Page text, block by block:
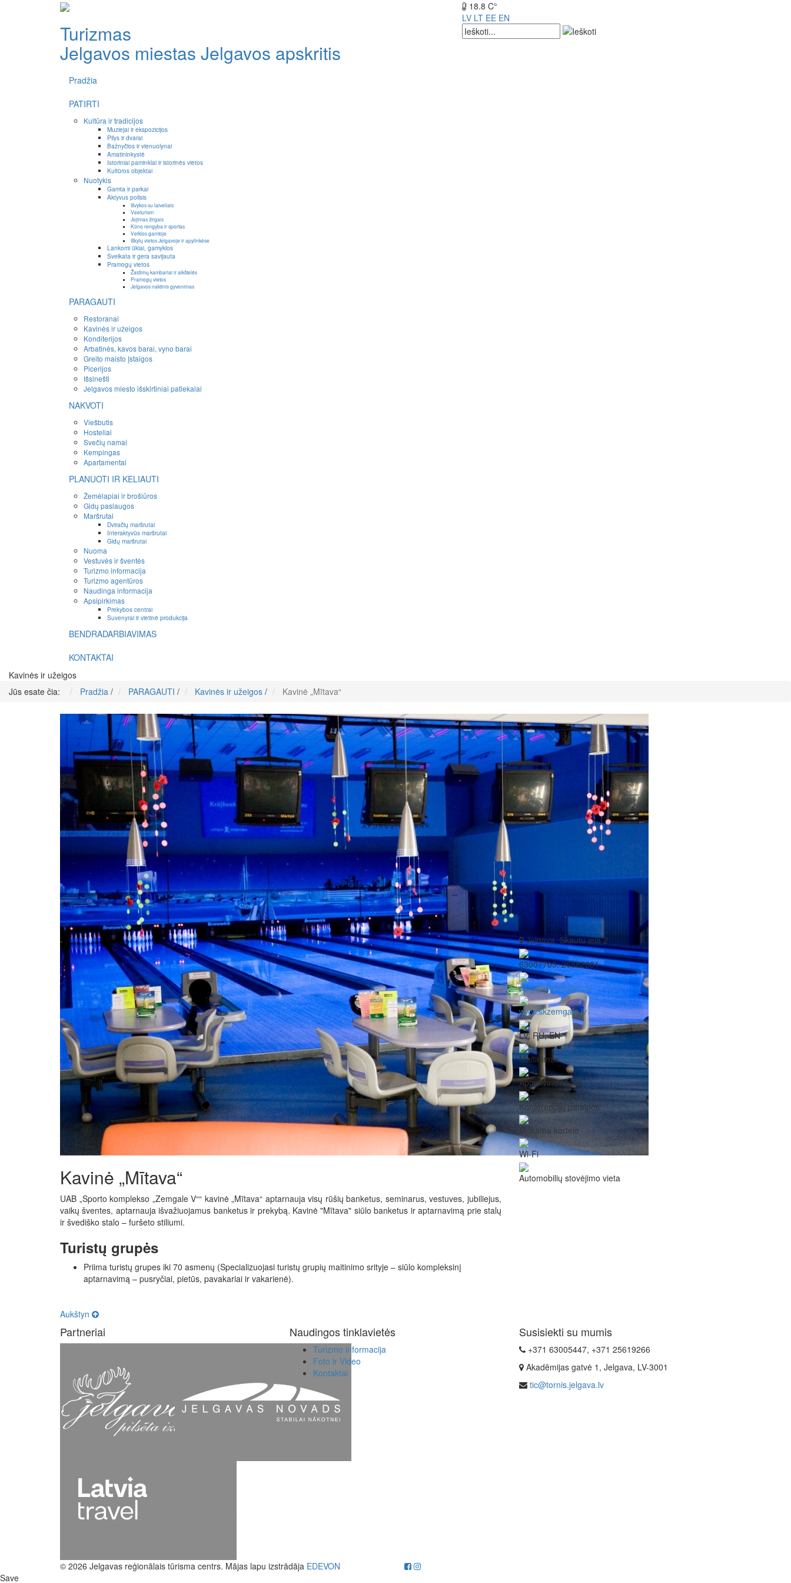
Turizmas
Jelgavos miestas Jelgavos apskritis
18.8 C°
LV LT EE EN
Pradžia
PATIRTI
Kultūra ir tradicijos
Muziejai ir ekspozicijos
Pilys ir dvarai
Bažnyčios ir vienuolynai
Amatininkystė
Istoriniai paminklai ir istorinės vietos
Kultūros objektai
Nuotykis
Gamta ir parkai
Aktyvus poilsis
Išvykos su laiveliais
Veeturism
Jojimas žirgais
Kūno rengyba ir sportas
Veiklos gamtoje
Iškylų vietos Jelgavoje ir apylinkėse
Lankomi ūkiai, gamyklos
Sveikata ir gera savijauta
Pramogų vietos
Žaidimų kambariai ir aikštelės
Pramogų vietos
Jelgavos naktinis gyvenimas
PARAGAUTI
Restoranai
Kavinės ir užeigos
Konditerijos
Arbatinės, kavos barai, vyno barai
Greito maisto įstaigos
Picerijos
Išsinešti
Jelgavos miesto išskirtiniai patiekalai
NAKVOTI
Viešbutis
Hosteliai
Svečių namai
Kempingas
Apartamentai
PLANUOTI IR KELIAUTI
Žemėlapiai ir brošiūros
Gidų paslaugos
Maršrutai
Dviračių maršrutai
Interaktyvūs maršrutai
Gidų maršrutai
Nuoma
Vestuvės ir šventės
Turizmo informacija
Turizmo agentūros
Naudinga informacija
Apsipirkimas
Prekybos centrai
Suvenyrai ir vietinė produkcija
BENDRADARBIAVIMAS
KONTAKTAI
Kavinės ir užeigos
Jūs esate čia:
Pradžia / PARAGAUTI / Kavinės ir užeigos / Kavinė „Mītava“
Kavinė „Mītava“
UAB „Sporto komplekso „Zemgale V““ kavinė „Mītava“ aptarnauja visų rūšių banketus, seminarus, vestuves, jubiliejus,
vaikų šventes, aptarnauja išvažiuojamus banketus ir prekybą. Kavinė "Mītava" siūlo banketus ir aptarnavimą prie stalų
ir švediško stalo – furšeto stiliumi.
Turistų grupės
Priima turistų grupes iki 70 asmenų (Specializuojasi turistų grupių maitinimo srityje – siūlo kompleksinį
aptarnavimą – pusryčiai, pietūs, pavakariai ir vakarienė).
Aukštyn
Jelgava, Skautu iela 2
63007703, 26582001
cafe@skzemgale.lv
www.skzemgale.lv
LV, RU, EN
Maitinimas
Apnakvindinimas
Konferencijų patalpos
Mokama kortele
Wi-Fi
Automobilių stovėjimo vieta
Partneriai Naudingos tinklavietės
Turizmo informacija
Foto ir Video
Kontaktai
Susisiekti su mumis
+371 63005447, +371 25619266
Akadēmijas gatvė 1, Jelgava, LV-3001
tic@tornis.jelgava.lv
© 2026 Jelgavas reģionālais tūrisma centrs. Mājas lapu izstrādāja EDEVON
Save